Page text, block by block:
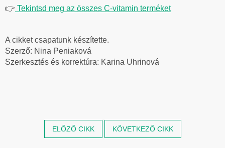
👉 Tekintsd meg az összes C-vitamin terméket
A cikket csapatunk készítette.
Szerző: Nina Peniaková
Szerkesztés és korrektúra: Karina Uhrinová
ELŐZŐ CIKK KÖVETKEZŐ CIKK